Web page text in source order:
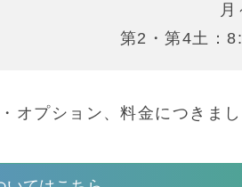
第2・第4土：
オプション、料金につきま